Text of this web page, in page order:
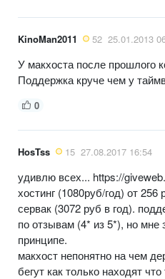
KinoMan2011 52 25.01.2013
У макхоста после прошлого
Поддержка круче чем у
0
HosTss 15 27.08.2017 16:54
удивлю всех... https://
хостинг (1080руб/год) от
сервак (3072 руб в год).
по отзывам (4* из 5*), но мне
принципе.
макхост непонятно на чем
бегут как только находят